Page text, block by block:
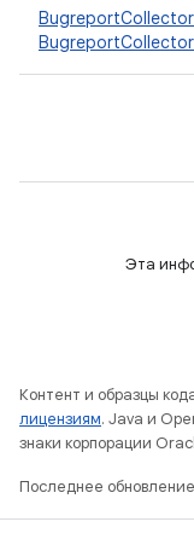
Эта
Контент и образцы
лицензиям. Java и
знаки корпорации
Последнее